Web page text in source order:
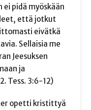
pidä myöskään
että jotkut
eivätkä
Sellaisia me
Jeesuksen
ja
Tess. 3:6-12)
opetti kristittyä